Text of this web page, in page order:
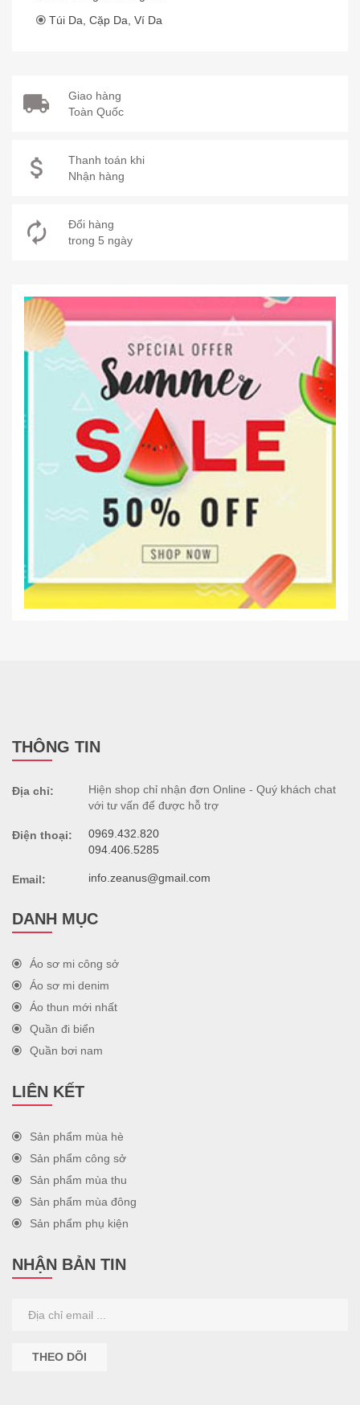
Túi Da, Cặp Da, Ví Da
Giao hàng
Toàn Quốc
Thanh toán khi
Nhận hàng
Đổi hàng
trong 5 ngày
THÔNG TIN
Địa chỉ:
Hiện shop chỉ nhận đơn Online - Quý khách chat
với tư vấn để được hỗ trợ
Điện thoại:
0969.432.820
094.406.5285
Email: info.zeanus@gmail.com
DANH MỤC
Áo sơ mi công sở
Áo sơ mi denim
Áo thun mới nhất
Quần đi biển
Quần bơi nam
LIÊN KẾT
Sản phẩm mùa hè
Sản phẩm công sở
Sản phẩm mùa thu
Sản phẩm mùa đông
Sản phẩm phụ kiện
NHẬN BẢN TIN
THEO DÕI